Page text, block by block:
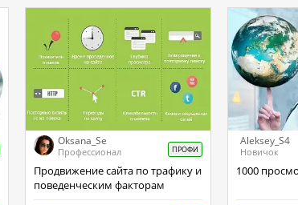
Oksana_Se
Профессионал ПРОФИ
Продвижение сайта по трафику и
поведенческим факторам
Aleksey_S4
Новичок
1000